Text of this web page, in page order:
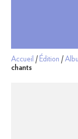
Accueil / Édition /
chants